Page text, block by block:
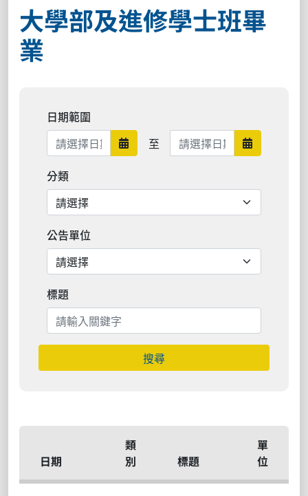
大學部及進修學士班畢
業
日期範圍
日期範圍開始
至 日期範圍結束 日期範圍
分類
公告單位
標題
搜尋
日期
類
別
標題
單
位